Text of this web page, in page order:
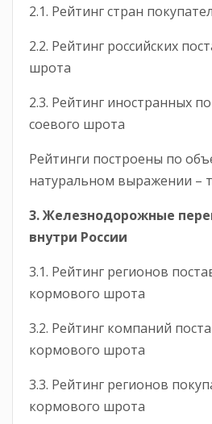
2.1. Рейтинг стран
2.2. Рейтинг российских
шрота
2.3. Рейтинг иностранных
соевого шрота
Рейтинги построены по
натуральном выражении –
3. Железнодорожные
внутри России
3.1. Рейтинг регионов
кормового шрота
3.2. Рейтинг компаний
кормового шрота
3.3. Рейтинг регионов
кормового шрота